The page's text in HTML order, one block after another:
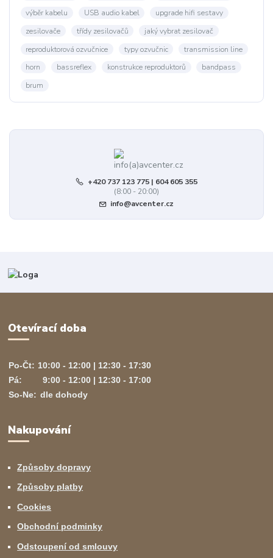
výběr kabelu
USB audio kabel
upgrade hifi sestavy
zesilovače
třídy zesilovačů
jaký vybrat zesilovač
reproduktorová ozvučnice
typy ozvučnic
transmission line
horn
bassreflex konstrukce reproduktorů
bandpass
brum
+420 737 123 775 | 604 605 355
(8:00 - 20:00)
info@avcenter.cz
Otevírací doba
Po-Čt: 10:00 - 12:00 | 12:30 - 17:30
Pá:
9:00 - 12:00 | 12:30 - 17:00
So-Ne: dle dohody
Nakupování
Způsoby dopravy
Způsoby platby
Cookies
Obchodní podminky
Odstoupení od smlouvy